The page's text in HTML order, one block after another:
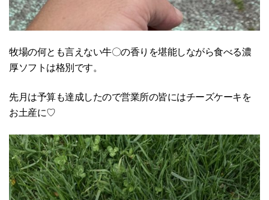
牧場の何とも言えない牛〇の香りを堪能しながら食べる濃
厚ソフトは格別です。
先月は予算も達成したので営業所の皆にはチーズケーキを
お土産に♡